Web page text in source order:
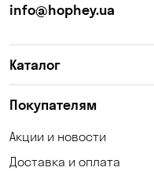
info@hophey.ua
Каталог
Покупателям
Акции и новости
Доставка и оплата